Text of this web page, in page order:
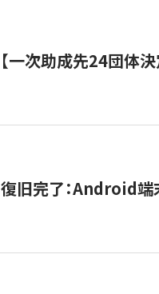
【一次助成先24団体
復旧完了：Android